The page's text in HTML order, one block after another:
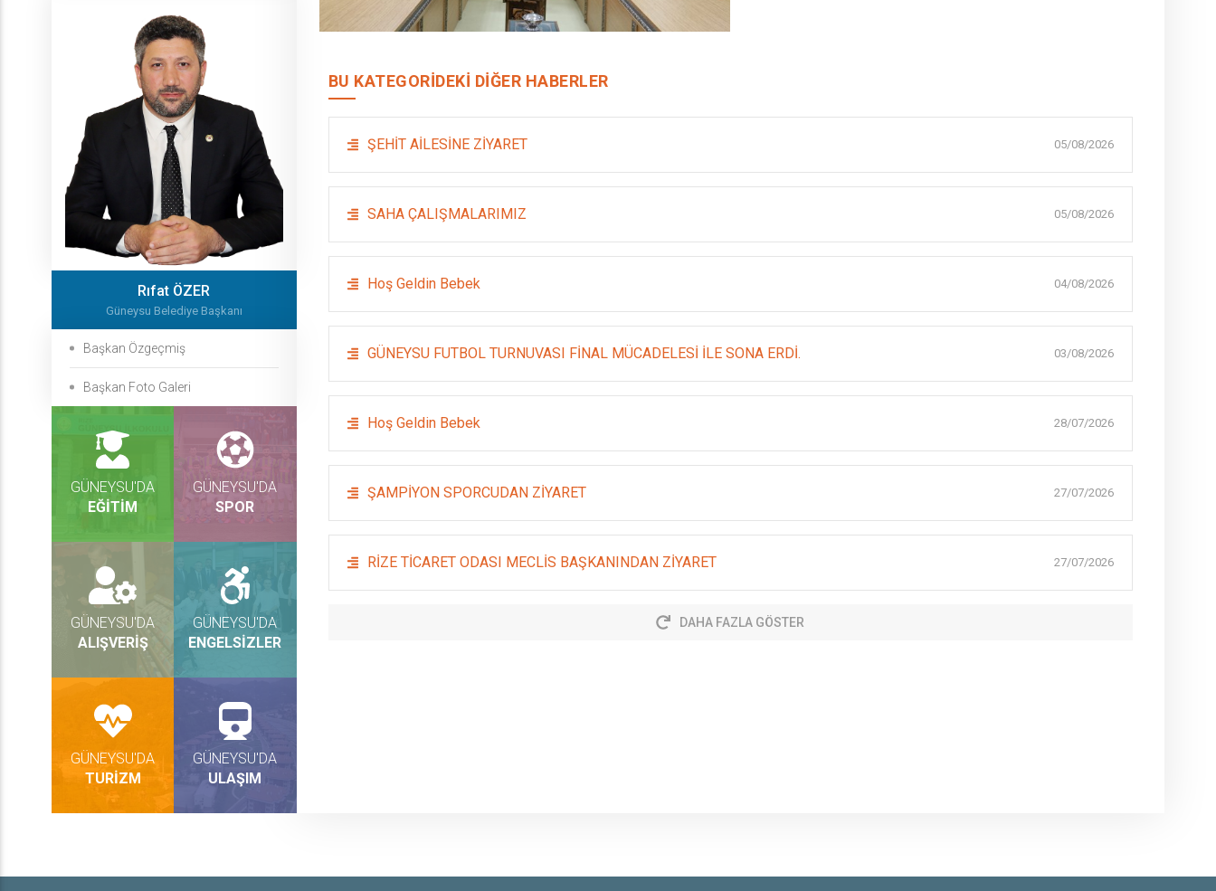
Rıfat ÖZER
Güneysu Belediye Başkanı
Başkan Özgeçmiş
Başkan Foto Galeri
GÜNEYSU'DA
EĞİTİM
GÜNEYSU'DA
SPOR
GÜNEYSU'DA
ALIŞVERİŞ
GÜNEYSU'DA
ENGELSİZLER
GÜNEYSU'DA
TURİZM
GÜNEYSU'DA
ULAŞIM
BU KATEGORIDEKI DIĞER HABERLER
ŞEHİT AİLESİNE ZİYARET 05/08/2026
SAHA ÇALIŞMALARIMIZ 05/08/2026
Hoş Geldin Bebek 04/08/2026
GÜNEYSU FUTBOL TURNUVASI FİNAL MÜCADELESİ İLE SONA ERDİ. 03/08/2026
Hoş Geldin Bebek 28/07/2026
ŞAMPİYON SPORCUDAN ZİYARET 27/07/2026
RİZE TİCARET ODASI MECLİS BAŞKANINDAN ZİYARET 27/07/2026
DAHA FAZLA GÖSTER